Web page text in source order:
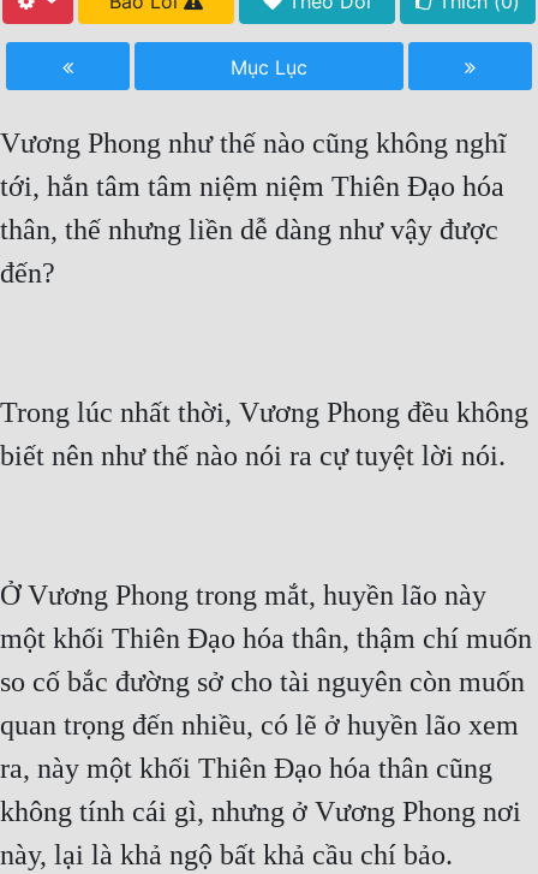
Hoàn Thành
Free
Hậu Cung
Truyện Convert
Truyện Dịch
Xa Lộ Dịch
Cổ Tiên Hiệp
Cổ Đại
Dị Giới
Dị Năng
Mục Lục
Vương Phong như thế nào cũng không nghĩ
tới, hắn tâm tâm niệm niệm Thiên Đạo hóa
thân, thế nhưng liền dễ dàng như vậy được
đến?
Trong lúc nhất thời, Vương Phong đều không
biết nên như thế nào nói ra cự tuyệt lời nói.
Ở Vương Phong trong mắt, huyền lão này
một khối Thiên Đạo hóa thân, thậm chí muốn
so cố bắc đường sở cho tài nguyên còn muốn
quan trọng đến nhiều, có lẽ ở huyền lão xem
ra, này một khối Thiên Đạo hóa thân cũng
không tính cái gì, nhưng ở Vương Phong nơi
này, lại là khả ngộ bất khả cầu chí bảo.